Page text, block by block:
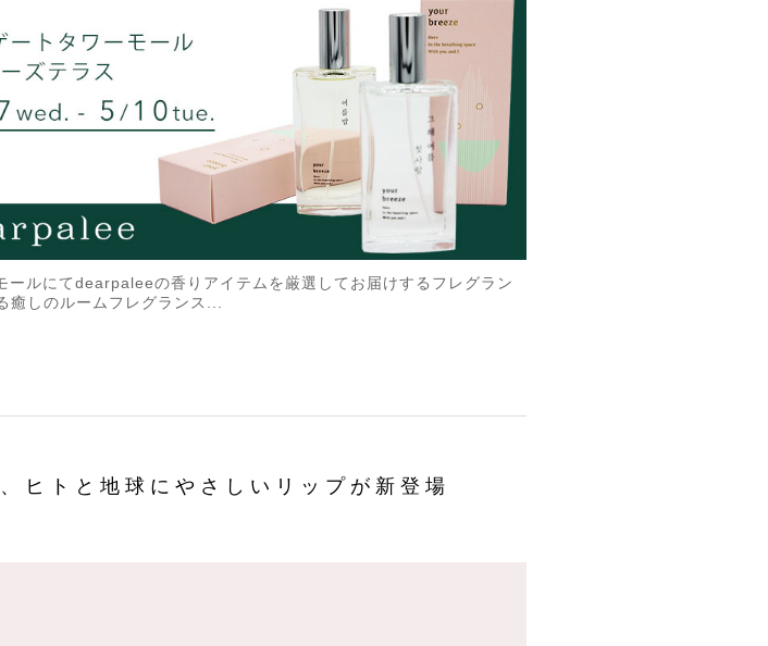
ルにてdearpaleeの香りアイテムを厳選してお届けするフレグラン
癒しのルームフレグランス...
ヒトと地球にやさしいリップが新登場